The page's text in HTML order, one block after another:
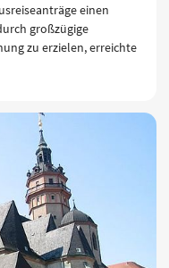
einen
großzügige
zu erzielen, erreichte